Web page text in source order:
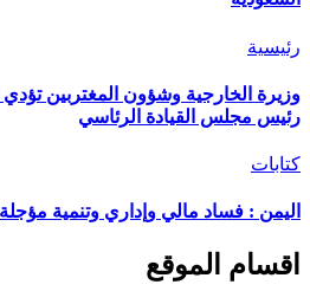
رئيسية
وزيرة الخارجية وشؤون المغتربين تؤدي
رئيس مجلس القيادة الرئاسي
كتابات
اليمن : فساد مالي وإداري وتنمية مؤجلة
اقسام الموقع